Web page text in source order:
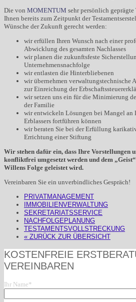
Die von MOMENTUM sehr persönlich
Ihnen bereits zum Zeitpunkt der
Wünsche der Zukunft gerecht werden:
wir erfüllen Ihren Wunsch nach einer
Abwicklung des gesamten Nachlasses
wir planen die zukunftsfeste
Unternehmensnachfolge
wir entlasten die Hinterbliebenen
wir übernehmen verwaltungstechnische
zur Einreichung der
wir setzen uns ein für die Minimierung
der Familie
wir entwickeln Lösungen bei Mangel an
Erblassers fortführen können
wir beraten Sie bei der Erfüllung
Errichtung einer Stiftung
Wir stehen dafür ein, dass Ihre Vorstellungen
konfliktfrei umgesetzt werden und dem
Willens Folge geleistet wird.
Vereinbaren Sie ein unverbindliches Gespräch!
PRIVATMANAGEMENT
IMMOBILIENVERWALTUNG
SEKRETARIATSSERVICE
NACHFOLGEPLANUNG
TESTAMENTSVOLLSTRECKUNG
« ZURÜCK ZUR ÜBERSICHT
KOSTENFREIE
VEREINBAREN
Ihr Name*